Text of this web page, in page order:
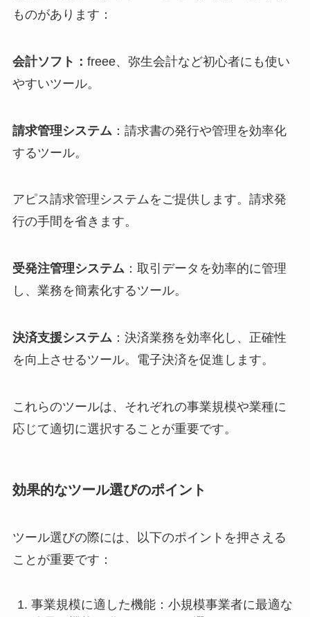
ものがあります：
会計ソフト： freee、弥生会計など初心者にも使い
やすいツール。
請求管理システム ：請求書の発行や管理を効率化
するツール。
アピス請求管理システムをご提供します。請求発
行の手間を省きます。
受発注管理システム：取引データを効率的に管理
し、業務を簡素化するツール。
決済支援システム：決済業務を効率化し、正確性
を向上させるツール。電子決済を促進します。
これらのツールは、それぞれの事業規模や業種に
応じて適切に選択することが重要です。
効果的なツール選びのポイント
ツール選びの際には、以下のポイントを押さえる
ことが重要です：
事業規模に適した機能：小規模事業者に最適な